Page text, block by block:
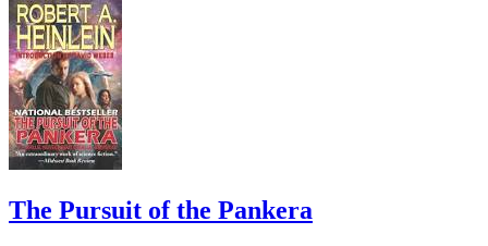
The Pursuit of the Pankera